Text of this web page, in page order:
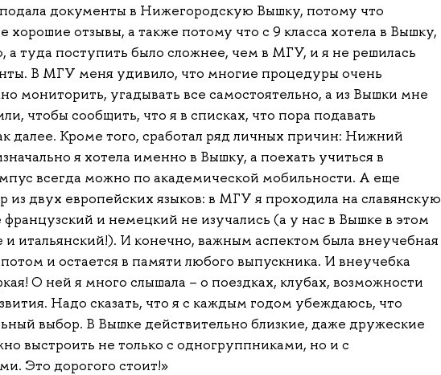
документы в Нижегородскую Вышку, потому что
хорошие отзывы, а также потому что с 9 класса хотела в Вышку,
а туда поступить было сложнее, чем в МГУ, и я не решилась
В МГУ меня удивило, что многие процедуры очень
мониторить, угадывать все самостоятельно, а из Вышки мне
чтобы сообщить, что я в списках, что пора подавать
далее. Кроме того, сработал ряд личных причин: Нижний
я хотела именно в Вышку, а поехать учиться в
всегда можно по академической мобильности. А еще
из двух европейских языков: в МГУ я проходила на славянскую
и немецкий не изучались (а у нас в Вышке в этом
и итальянский!). И конечно, важным аспектом была внеучебная
и остается в памяти любого выпускника. И внеучебка
О ней я много слышала – о поездках, клубах, возможности
Надо сказать, что я с каждым годом убеждаюсь, что
выбор. В Вышке действительно близкие, даже дружеские
выстроить не только с одногруппниками, но и с
Это дорогого стоит!»